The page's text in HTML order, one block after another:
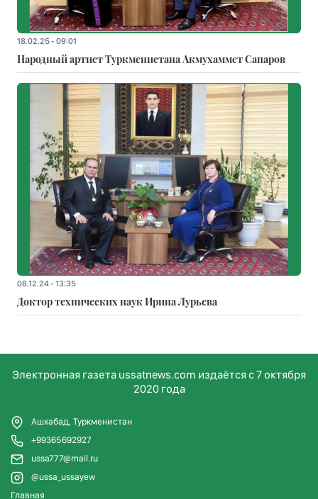
18.02.25 - 09:01
Народный артист Туркменистана Акмухаммет Сапаров
08.12.24 - 13:35
Доктор технических наук Ирина Лурьева
Электронная газета ussatnews.com издаётся с 7 октября
2020 года
Ашхабад, Туркменистан
+99365692927
ussa777@mail.ru
@ussa_ussayew
Главная